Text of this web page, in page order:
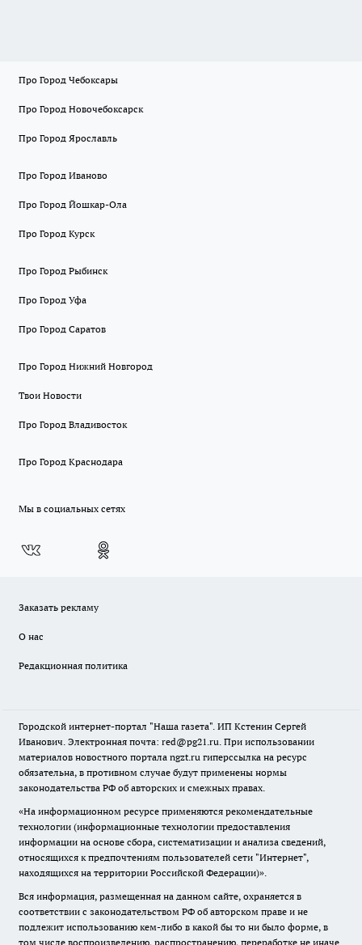
Про Город Чебоксары
Про Город Новочебоксарск
Про Город Ярославль
Про Город Иваново
Про Город Йошкар-Ола
Про Город Курск
Про Город Рыбинск
Про Город Уфа
Про Город Саратов
Про Город Нижний Новгород
Твои Новости
Про Город Владивосток
Про Город Краснодара
Мы в социальных сетях
Заказать рекламу
О нас
Редакционная политика
Городской интернет-портал "Наша газета". ИП Кстенин Сергей
Иванович. Электронная почта: red@pg21.ru. При использовании
материалов новостного портала ngzt.ru гиперссылка на ресурс
обязательна, в противном случае будут применены нормы
законодательства РФ об авторских и смежных правах.
«На информационном ресурсе применяются рекомендательные
технологии (информационные технологии предоставления
информации на основе сбора, систематизации и анализа сведений,
относящихся к предпочтениям пользователей сети "Интернет",
находящихся на территории Российской Федерации)».
Вся информация, размещенная на данном сайте, охраняется в
соответствии с законодательством РФ об авторском праве и не
подлежит использованию кем-либо в какой бы то ни было форме, в
том числе воспроизведению, распространению, переработке не иначе